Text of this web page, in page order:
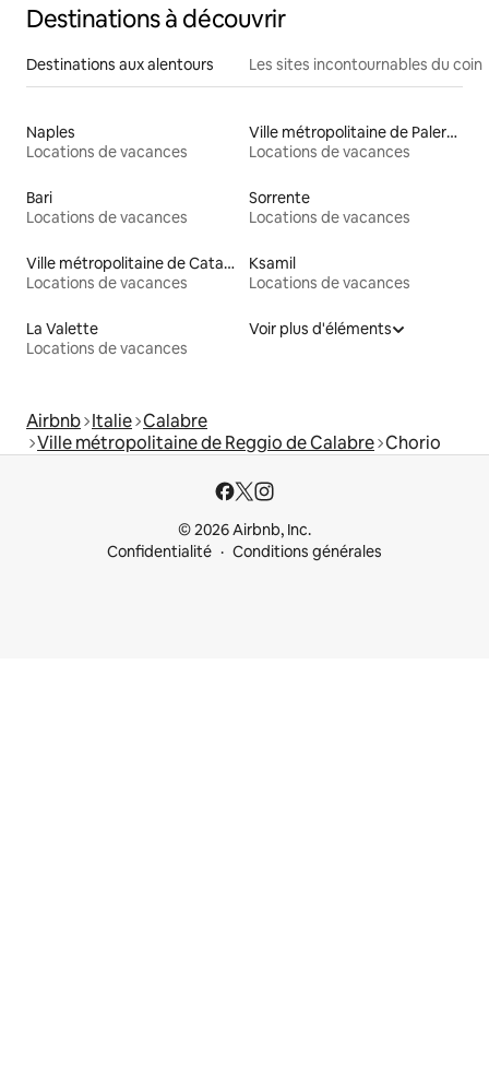
Destinations à découvrir
Destinations aux alentours Les sites incontournables du coin
Naples
Locations de vacances
Ville métropolitaine de Palerme
Locations de vacances
Bari
Locations de vacances
Sorrente
Locations de vacances
Ville métropolitaine de Catane
Locations de vacances
Ksamil
Locations de vacances
La Valette
Locations de vacances
Voir plus d'éléments
Airbnb Italie Calabre
Ville métropolitaine de Reggio de Calabre Chorio
© 2026 Airbnb, Inc.
Confidentialité
Conditions générales